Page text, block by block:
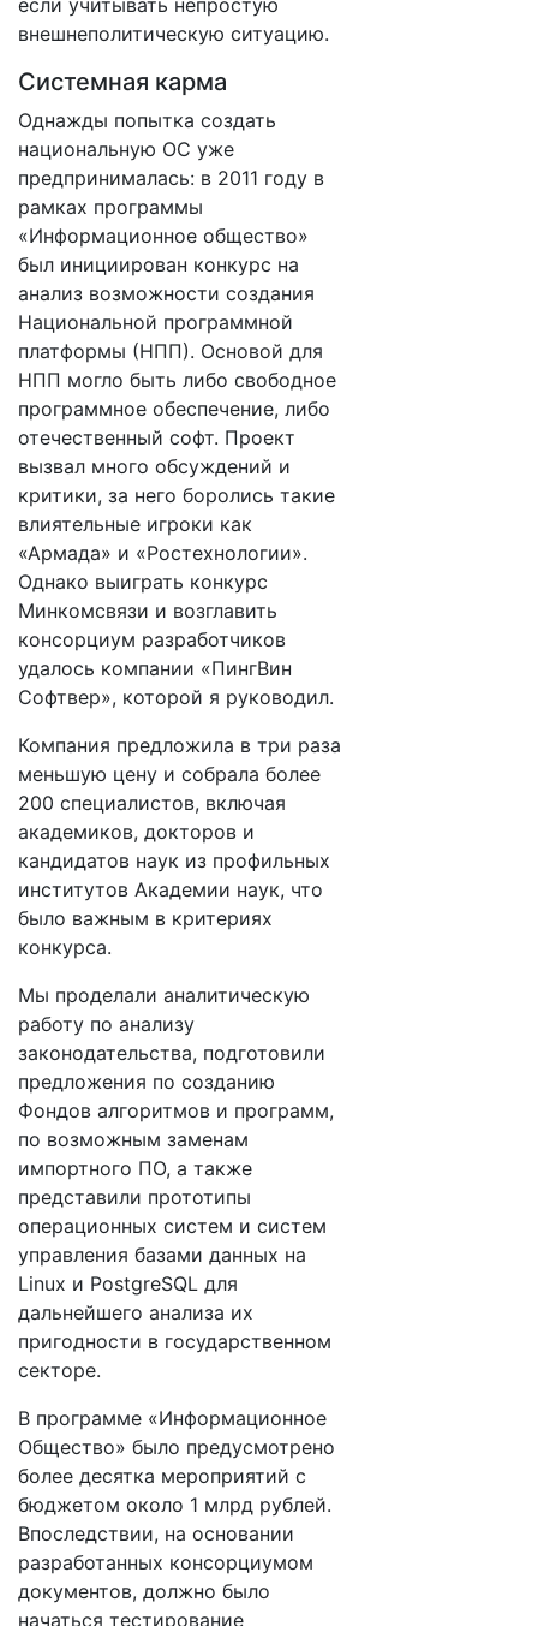
если учитывать непростую
внешнеполитическую ситуацию.
Системная карма
Однажды попытка создать
национальную ОС уже
предпринималась: в 2011 году в
рамках программы
«Информационное общество»
был инициирован конкурс на
анализ возможности создания
Национальной программной
платформы (НПП). Основой для
НПП могло быть либо свободное
программное обеспечение, либо
отечественный софт. Проект
вызвал много обсуждений и
критики, за него боролись такие
влиятельные игроки как
«Армада» и «Ростехнологии».
Однако выиграть конкурс
Минкомсвязи и возглавить
консорциум разработчиков
удалось компании «ПингВин
Софтвер», которой я руководил.
Компания предложила в три раза
меньшую цену и собрала более
200 специалистов, включая
академиков, докторов и
кандидатов наук из профильных
институтов Академии наук, что
было важным в критериях
конкурса.
Мы проделали аналитическую
работу по анализу
законодательства, подготовили
предложения по созданию
Фондов алгоритмов и программ,
по возможным заменам
импортного ПО, а также
представили прототипы
операционных систем и систем
управления базами данных на
Linux и PostgreSQL для
дальнейшего анализа их
пригодности в государственном
секторе.
В программе «Информационное
Общество» было предусмотрено
более десятка мероприятий с
бюджетом около 1 млрд рублей.
Впоследствии, на основании
разработанных консорциумом
документов, должно было
начаться тестирование